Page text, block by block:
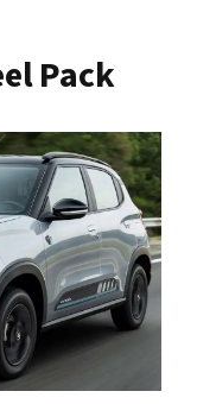
Pack